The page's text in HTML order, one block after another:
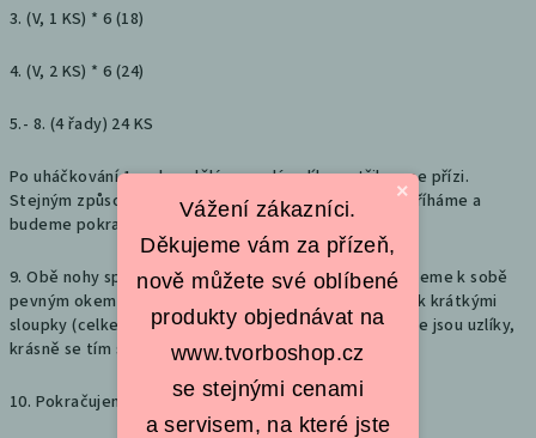
3. (V, 1 KS) * 6 (18)
4. (V, 2 KS) * 6 (24)
5.- 8. (4 řady) 24 KS
Po uháčkování 1. nohy uděláme malý uzlík a ustřihneme přízi.
Stejným způsobem uháčkujeme druhou, ale přízi nestříháme a
budeme pokračovat.
9. Obě nohy spojíme- 3 sloupky na každé noze sháčkujeme k sobě
pevným okem a pokračujeme po obvodu obou nožiček krátkými
sloupky (celkem 42 KS). Doporučuji sháčkovat tam, kde jsou uzlíky,
krásně se tím schovají.
10. Pokračujeme po obvodu (V, 13 KS) * 3 (45)
×
Vážení zákazníci.
Děkujeme vám za přízeň,
nově můžete své oblíbené
produkty objednávat na
www.tvorboshop.cz
se stejnými cenami
a servisem, na které jste